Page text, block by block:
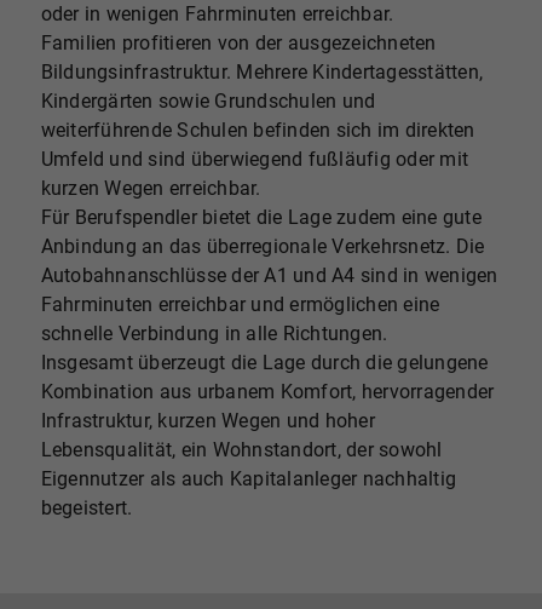
oder in wenigen Fahrminuten erreichbar.
Familien profitieren von der ausgezeichneten
Bildungsinfrastruktur. Mehrere Kindertagesstätten,
Kindergärten sowie Grundschulen und
weiterführende Schulen befinden sich im direkten
Umfeld und sind überwiegend fußläufig oder mit
kurzen Wegen erreichbar.
Für Berufspendler bietet die Lage zudem eine gute
Anbindung an das überregionale Verkehrsnetz. Die
Autobahnanschlüsse der A1 und A4 sind in wenigen
Fahrminuten erreichbar und ermöglichen eine
schnelle Verbindung in alle Richtungen.
Insgesamt überzeugt die Lage durch die gelungene
Kombination aus urbanem Komfort, hervorragender
Infrastruktur, kurzen Wegen und hoher
Lebensqualität, ein Wohnstandort, der sowohl
Eigennutzer als auch Kapitalanleger nachhaltig
begeistert.